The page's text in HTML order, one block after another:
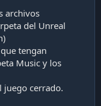
archivos
del Unreal
tengan
Music y los
juego cerrado.